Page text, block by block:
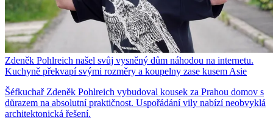
Zdeněk Pohlreich našel svůj vysněný dům náhodou na internetu.
Kuchyně překvapí svými rozměry a koupelny zase kusem Asie
Šéfkuchař Zdeněk Pohlreich vybudoval kousek za Prahou domov s
důrazem na absolutní praktičnost. Uspořádání vily nabízí neobvyklá
architektonická řešení.